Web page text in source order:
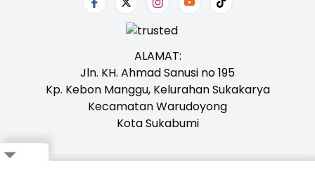
ALAMAT:
Jln. KH. Ahmad Sanusi no 195
Kp. Kebon Manggu, Kelurahan Sukakarya
Kecamatan Warudoyong
Kota Sukabumi